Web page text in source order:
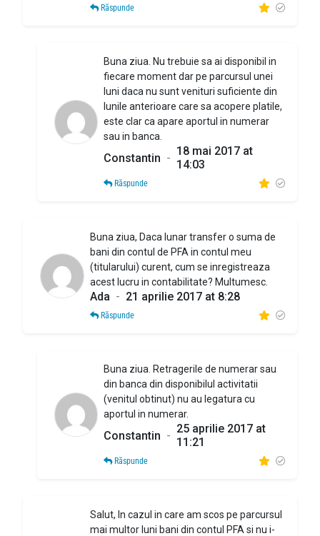
Răspunde
Buna ziua. Nu trebuie sa ai disponibil in
fiecare moment dar pe parcursul unei
luni daca nu sunt venituri suficiente din
lunile anterioare care sa acopere platile,
este clar ca apare aportul in numerar
sau in banca.
Constantin - 18 mai 2017 at
14:03
Răspunde
Buna ziua, Daca lunar transfer o suma de
bani din contul de PFA in contul meu
(titularului) curent, cum se inregistreaza
acest lucru in contabilitate? Multumesc.
Ada - 21 aprilie 2017 at 8:28
Răspunde
Buna ziua. Retragerile de numerar sau
din banca din disponibilul activitatii
(venitul obtinut) nu au legatura cu
aportul in numerar.
Constantin - 25 aprilie 2017 at
11:21
Răspunde
Salut, In cazul in care am scos pe parcursul
mai multor luni bani din contul PFA si nu i-